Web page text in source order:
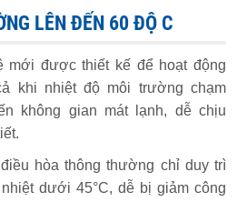
LÊN ĐẾN 60 ĐỘ C
mới được thiết kế để hoạt động
khi nhiệt độ môi trường chạm
không gian mát lạnh, dễ chịu
hòa thông thường chỉ duy trì
dưới 45°C, dễ bị giảm công